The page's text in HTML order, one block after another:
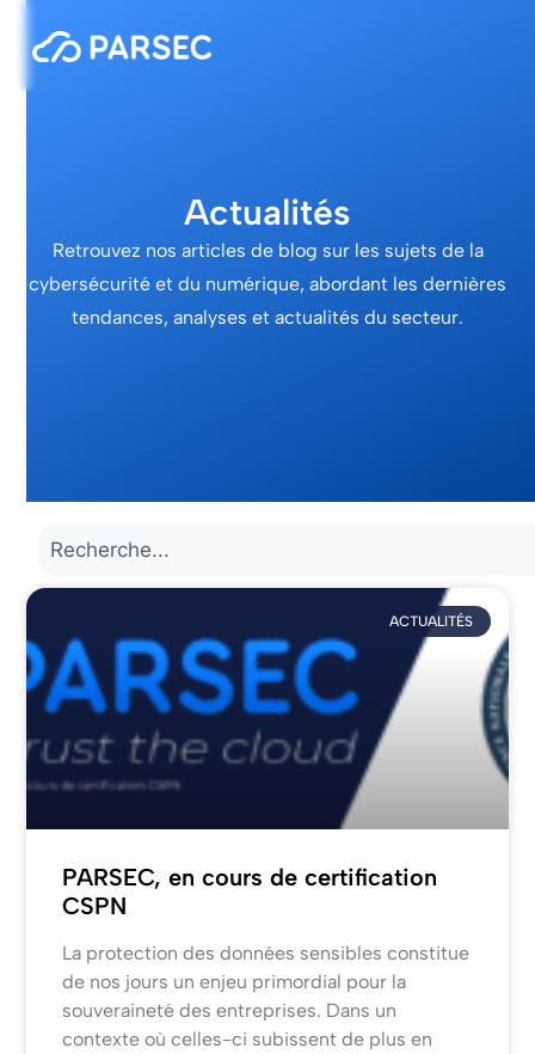
Actualités
Retrouvez nos articles de blog sur les sujets de la
cybersécurité et du numérique, abordant les dernières
tendances, analyses et actualités du secteur.
ACTUALITÉS
PARSEC, en cours de certification
CSPN
La protection des données sensibles constitue
de nos jours un enjeu primordial pour la
souveraineté des entreprises. Dans un
contexte où celles-ci subissent de plus en